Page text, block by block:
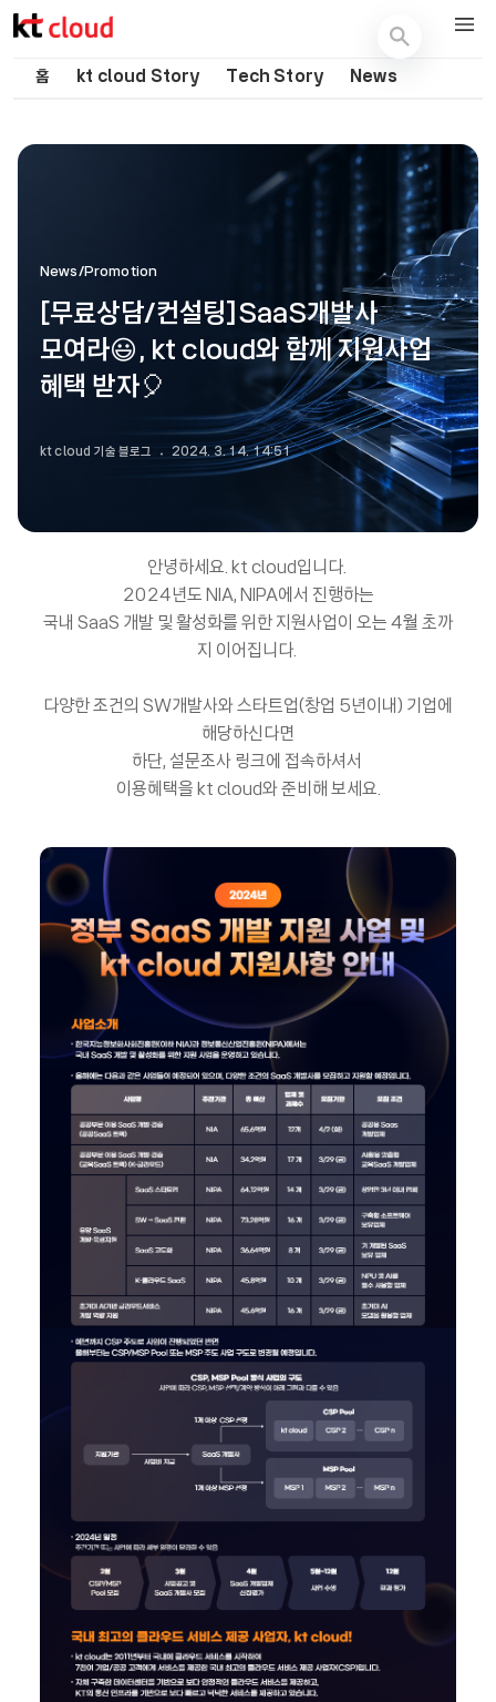
기술 블로그 (Tech) | kt cloud
홈 kt cloud Story Tech Story News
News/Promotion
[무료상담/컨설팅]SaaS개발사
모여라😃, kt cloud와 함께 지원사업
혜택 받자🎈
kt cloud 기술 블로그 2024. 3. 14. 14:51
안녕하세요. kt cloud입니다.
2024년도 NIA, NIPA에서 진행하는
국내 SaaS 개발 및 활성화를 위한 지원사업이 오는 4월 초까
지 이어집니다.
다양한 조건의 SW개발사와 스타트업(창업 5년이내) 기업에
해당하신다면
하단, 설문조사 링크에 접속하셔서
이용혜택을 kt cloud와 준비해 보세요.